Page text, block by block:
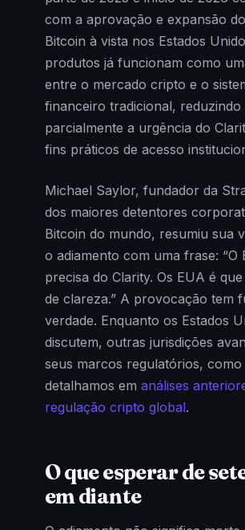
com a aprovação e expansão
Bitcoin à vista nos Estados
produtos já funcionam como
entre o mercado cripto e o
financeiro tradicional, reduzindo
parcialmente a urgência do
fins práticos de acesso
Michael Saylor, fundador da
dos maiores detentores
Bitcoin do mundo, resumiu sua
o adiamento com uma frase: “O
precisa do Clarity. Os EUA é
de clareza.” A provocação tem
verdade. Enquanto os Estados
discutem, outras jurisdições
seus marcos regulatórios, como
detalhamos em análises
regulação cripto global.
O que esperar de
em diante